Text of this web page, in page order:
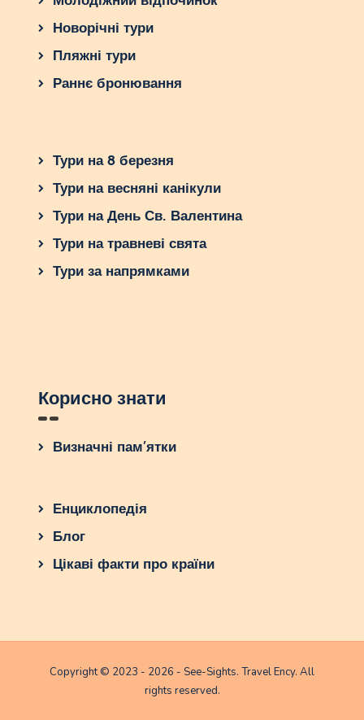
Новорічні тури
Пляжні тури
Раннє бронювання
Тури на 8 березня
Тури на весняні канікули
Тури на День Св. Валентина
Тури на травневі свята
Тури за напрямками
Корисно знати
Визначні пам’ятки
Енциклопедія
Блог
Цікаві факти про країни
Copyright © 2023 - 2026 - See-Sights. Travel Ency. All
rights reserved.